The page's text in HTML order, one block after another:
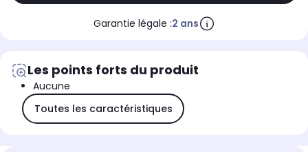
Garantie légale :2 ans
Les points forts du produit
Aucune
Toutes les caractéristiques